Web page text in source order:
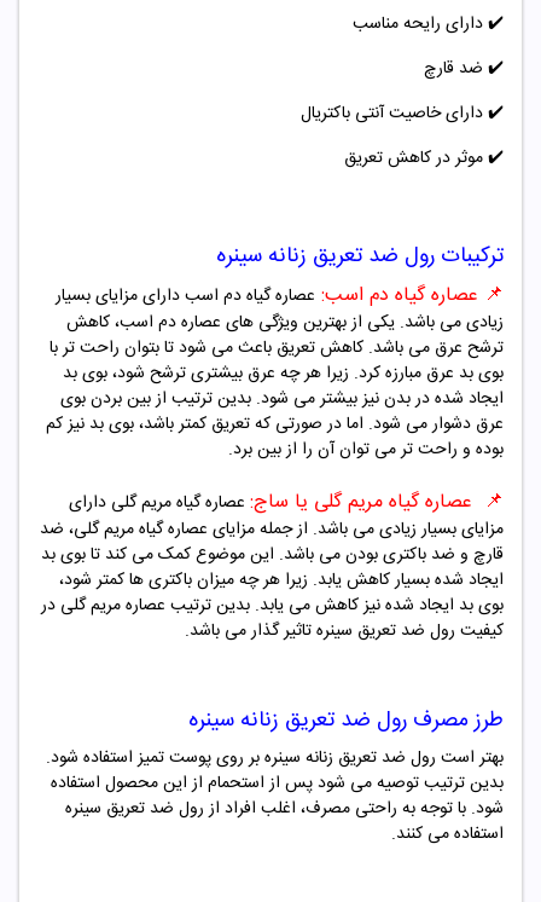
✔️دارای رایحه مناسب
✔️ ضد قارچ
✔️دارای خاصیت آنتی باکتریال
✔️موثر در کاهش تعریق
ترکیبات رول ضد تعریق زنانه سینره
📌 عصاره گیاه دم اسب: عصاره گیاه دم اسب دارای مزایای بسیار
زیادی می باشد. یکی از بهترین ویژگی های عصاره دم اسب، کاهش
ترشح عرق می باشد. کاهش تعریق باعث می شود تا بتوان راحت تر با
بوی بد عرق مبارزه کرد. زیرا هر چه عرق بیشتری ترشح شود، بوی بد
ایجاد شده در بدن نیز بیشتر می شود. بدین ترتیب از بین بردن بوی
عرق دشوار می شود. اما در صورتی که تعریق کمتر باشد، بوی بد نیز کم
بوده و راحت تر می توان آن را از بین برد.
📌 عصاره گیاه مریم گلی یا ساج: عصاره گیاه مریم گلی دارای
مزایای بسیار زیادی می باشد. از جمله مزایای عصاره گیاه مریم گلی، ضد
قارچ و ضد باکتری بودن می باشد. این موضوع کمک می کند تا بوی بد
ایجاد شده بسیار کاهش یابد. زیرا هر چه میزان باکتری ها کمتر شود،
بوی بد ایجاد شده نیز کاهش می یابد. بدین ترتیب عصاره مریم گلی در
کیفیت رول ضد تعریق سینره تاثیر گذار می باشد.
طرز مصرف رول ضد تعریق زنانه سینره
بهتر است رول ضد تعریق زنانه سینره بر روی پوست تمیز استفاده شود.
بدین ترتیب توصیه می شود پس از استحمام از این محصول استفاده
شود. با توجه به راحتی مصرف، اغلب افراد از رول ضد تعریق سینره
استفاده می کنند.